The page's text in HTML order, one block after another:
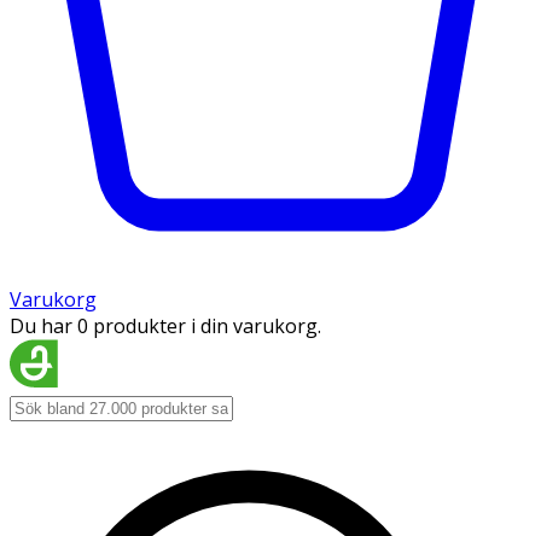
Varukorg
Du har 0 produkter i din varukorg.